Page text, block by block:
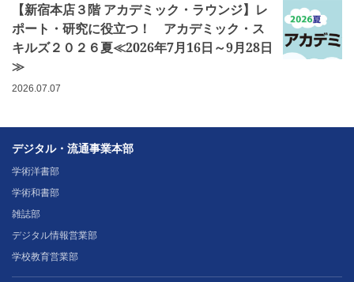
【新宿本店３階 アカデミック・ラウンジ】レ
ポート・研究に役立つ！ アカデミック・ス
キルズ２０２６夏≪2026年7月16日～9月28日
≫
2026.07.07
デジタル・流通事業本部
学術洋書部
学術和書部
雑誌部
デジタル情報営業部
学校教育営業部